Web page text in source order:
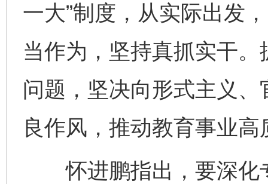
一大”制度，从实际出发
当作为，坚持真抓实干
问题，坚决向形式主义
良作风，推动教育事业高
怀进鹏指出，要深化